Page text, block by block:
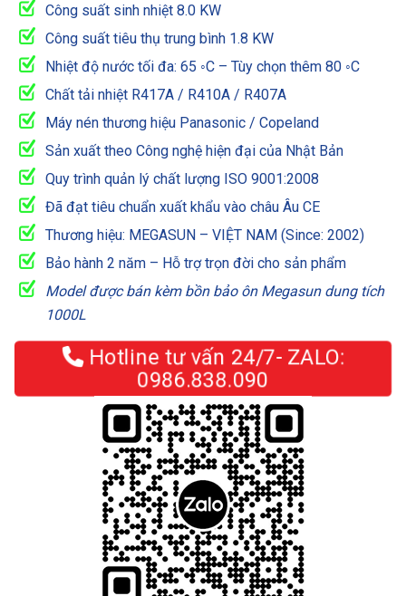
Công suất sinh nhiệt 8.0 KW
Công suất tiêu thụ trung bình 1.8 KW
Nhiệt độ nước tối đa: 65 ◦C – Tùy chọn thêm 80 ◦C
Chất tải nhiệt R417A / R410A / R407A
Máy nén thương hiệu Panasonic / Copeland
Sản xuất theo Công nghệ hiện đại của Nhật Bản
Quy trình quản lý chất lượng ISO 9001:2008
Đã đạt tiêu chuẩn xuất khẩu vào châu Âu CE
Thương hiệu: MEGASUN – VIỆT NAM (Since: 2002)
Bảo hành 2 năm – Hỗ trợ trọn đời cho sản phẩm
Model được bán kèm bồn bảo ôn Megasun dung tích
1000L
Hotline tư vấn 24/7- ZALO:
0986.838.090